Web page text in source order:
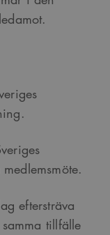
eftersträva
tillfälle